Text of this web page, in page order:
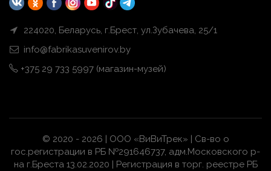
224020, Беларусь, г.Брест, ул.Зубачева, 25/1
info@fabrikasuvenirov.by
+375 29 733 5997 (магазин-музей)
© 2020 - 2026 | ООО «ВиВиТрек» | Св-во о
гос.регистрации в РБ №291646737, адм.Московского р-
на г.Бреста 13.02.2020 | Регистрация в торг. реестре РБ